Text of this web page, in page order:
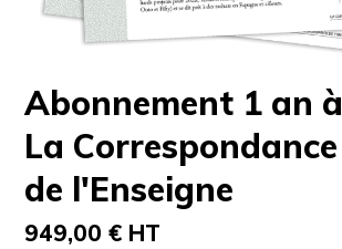
Abonnement 1 an à
La Correspondance
de l'Enseigne
949,00 € HT